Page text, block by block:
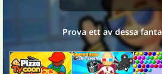
Prova ett av dessa